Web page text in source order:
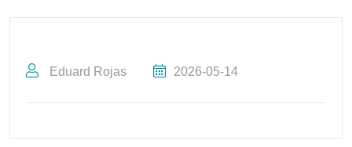
Eduard Rojas 2026-05-14